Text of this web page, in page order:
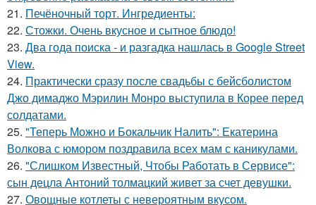
21. Печёночный торт. Ингредиенты:
22. Стожки. Очень вкусное и сытное блюдо!
23. Два года поиска - и разгадка нашлась в Google Street
View.
24. Практически сразу после свадьбы с бейсболистом
Джо димаджо Мэрилин Монро выступила в Корее перед
солдатами.
25. "Теперь Можно и Бокальчик Налить": Екатерина
Волкова с юмором поздравила всех мам с каникулами.
26. "Слишком Известный, Чтобы Работать в Сервисе":
сын децла Антоний толмацкий живет за счет девушки.
27. Овощные котлеты с невероятным вкусом.